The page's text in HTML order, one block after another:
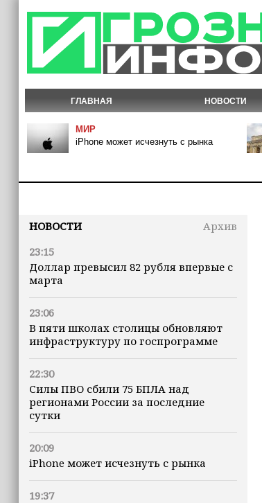
ГЛАВНАЯ НОВОСТИ
МИР
iPhone может исчезнуть с рынка
НОВОСТИ
Архив
23:15
Доллар превысил 82 рубля впервые с
марта
23:06
В пяти школах столицы обновляют
инфраструктуру по госпрограмме
22:30
Силы ПВО сбили 75 БПЛА над
регионами России за последние
сутки
20:09
iPhone может исчезнуть с рынка
19:37